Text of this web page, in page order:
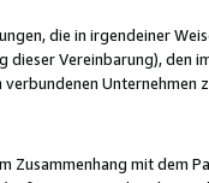
die in irgendeiner
Vereinbarung), den
Zusammenhang mit dem